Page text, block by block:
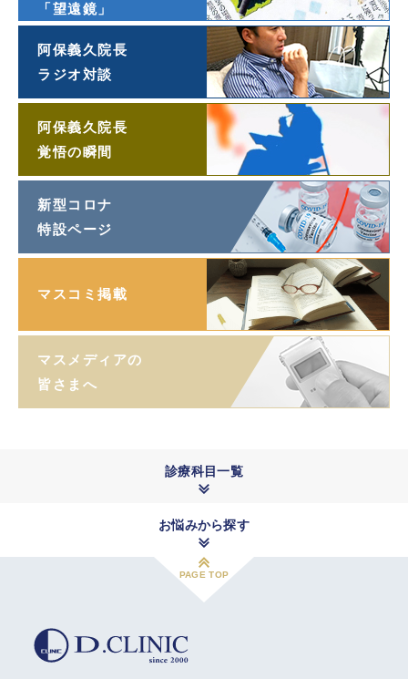
「望遠鏡」
阿保義久院長
ラジオ対談
阿保義久院長
覚悟の瞬間
新型コロナ
特設ページ
マスコミ掲載
マスメディアの
皆さまへ
診療科目一覧
お悩みから探す
PAGE TOP